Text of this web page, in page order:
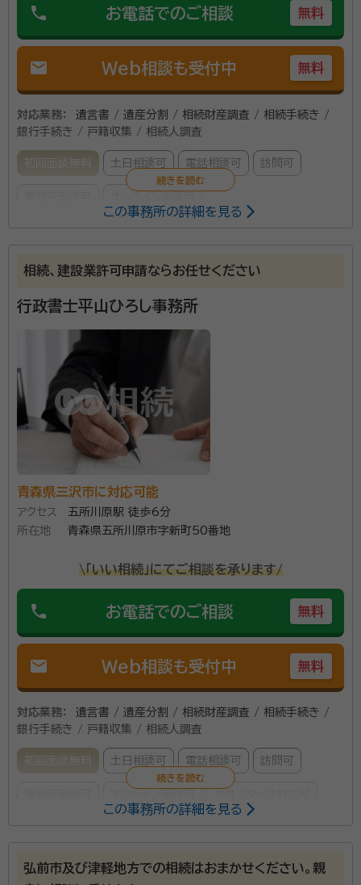
phone お電話でのご相談 無料
mail Web相談も受付中 無料
対応業務：
遺言書 / 遺産分割 / 相続財産調査 / 相続手続き /
銀行手続き / 戸籍収集 / 相続人調査
初回面談無料 土日相談可 電話相談可 訪問可
若林 五郎（ワカバヤシ ゴロウ）
行政書士、宅地建物取引士
事務所口コミ（抜粋）：
満足度 5.0
面談の感想
面談の時に丁寧な対応をしてもらったのが依頼を決めたポイントです。わ
からないことがたくさんあって相談したのですが丁寧に受け答えしても
らいました。問題解決までは時間がかかるのですが、道筋をたててもらい
段取りよく現在も対応してもらっております。
契約後の感想
打ち合わせ場所などはこちらの近い場所でしてくれてたすかりました。契
した。
着型の行政書士事務所として、皆様のお役に立てるサー
ビスを提供させていただいております。 コロナ禍で人と
人との面談がスムーズに進まないことも多いですが、相
策をしっかりとしたうえで、私からお客様のご自宅に出
向いてご面談することが多いので、年配の方でも安心し
てご相談していただけるようにしております。 対応させ
ていただく業務として、相続対策から相続手続きまで、
とをお約束します。 相続対策として、令和3年から新た
にスタートしている「自筆証書遺言書保管制度」にも対応
しておりますので、ほんの僅かでもご親族様の相続につ
いいただいておりませんので、お気軽にご相談いただけ
資格等：行政書士、宅地建物取引士
所属団体： 青森県行政書士会
この事務所の詳細を見る
相続、建設業許可申請ならお任せください
行政書士平山ひろし事務所
青森県三沢市に対応可能
アクセス
五所川原駅 徒歩6分
所在地
青森県五所川原市字新町50番地
\「いい相続」にてご相談を承ります/
phone お電話でのご相談 無料
mail Web相談も受付中 無料
対応業務：
遺言書 / 遺産分割 / 相続財産調査 / 相続手続き /
銀行手続き / 戸籍収集 / 相続人調査
初回面談無料 土日相談可 電話相談可 訪問可
平山 洋志（ヒラヤマ ヒロシ） 行政書士
この事務所の詳細を見る
弘前市及び津軽地方での相続はおまかせください。親